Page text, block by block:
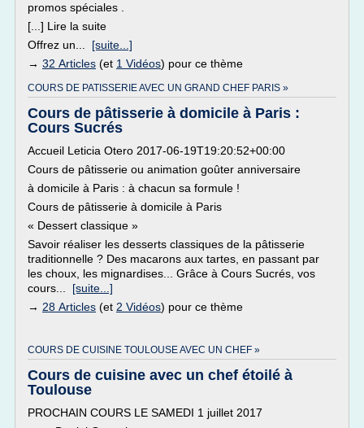
promos spéciales .
[...] Lire la suite
Offrez un... [suite...]
→ 32 Articles (et 1 Vidéos) pour ce thème
COURS DE PATISSERIE AVEC UN GRAND CHEF PARIS »
Cours de pâtisserie à domicile à Paris :
Cours Sucrés
Accueil Leticia Otero 2017-06-19T19:20:52+00:00
Cours de pâtisserie ou animation goûter anniversaire
à domicile à Paris : à chacun sa formule !
Cours de pâtisserie à domicile à Paris
« Dessert classique »
Savoir réaliser les desserts classiques de la pâtisserie
traditionnelle ? Des macarons aux tartes, en passant par
les choux, les mignardises... Grâce à Cours Sucrés, vos
cours... [suite...]
→ 28 Articles (et 2 Vidéos) pour ce thème
COURS DE CUISINE TOULOUSE AVEC UN CHEF »
Cours de cuisine avec un chef étoilé à
Toulouse
PROCHAIN COURS LE SAMEDI 1 juillet 2017